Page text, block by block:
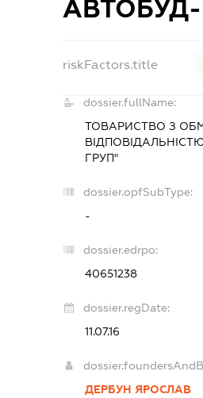
riskFactors.title
dossier.fullName:
ТОВАРИСТВО З
ГРУП"
dossier.opfSubType:
-
dossier.edrpo:
40651238
dossier.regDate:
11.07.16
ДЕРБУН ЯРОСЛАВ